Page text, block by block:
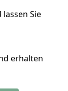
Sie
erhalten